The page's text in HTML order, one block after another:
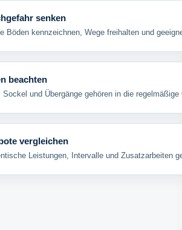
senken
Böden kennzeichnen, Wege freihalten und
beachten
Sockel und Übergänge gehören in die
vergleichen
Leistungen, Intervalle und Zusatzarbeiten